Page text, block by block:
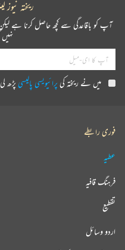
ریختہ نیوز
آپ کو باقاعدگی سے کچھ حاصل کرنا ہے
میں نے ریختہ کیپرائیویسی پالیسیپڑھ
فوری رابطے
عطیہ
فرہنگ قافیہ
تقطیع
اردو وسائل